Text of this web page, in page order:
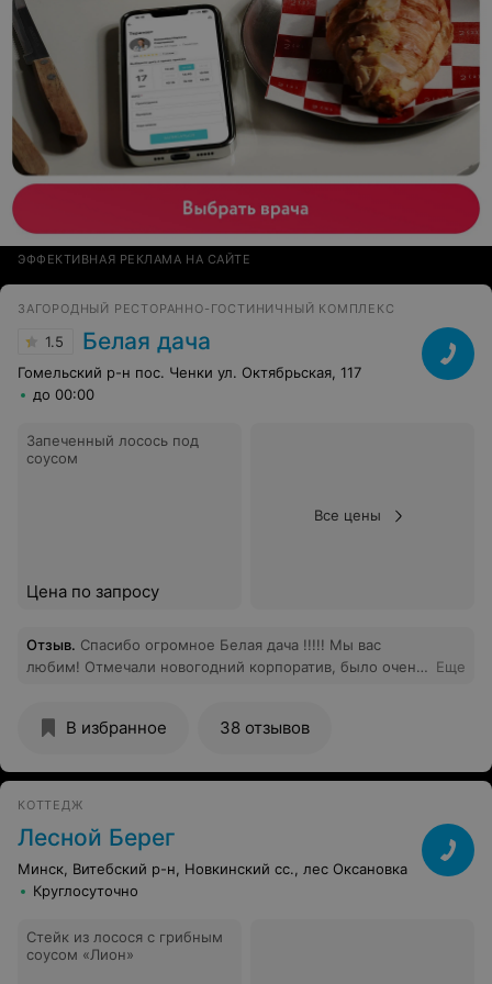
ЭФФЕКТИВНАЯ РЕКЛАМА НА САЙТЕ
ЗАГОРОДНЫЙ РЕСТОРАННО-ГОСТИНИЧНЫЙ КОМПЛЕКС
1.5 Белая дача
Гомельский р-н пос. Ченки ул. Октябрьская, 117
до 00:00
Запеченный лосось под
соусом
Цена по запросу
Все цены
Отзыв. Спасибо огромное Белая дача !!!!! Мы вас
любим! Отмечали новогодний корпоратив, было очень
Еще
В избранное 38 отзывов
КОТТЕДЖ
Лесной Берег
Минск, Витебский р-н, Новкинский cc., лес Оксановка
Круглосуточно
Стейк из лосося с грибным
соусом «Лион»